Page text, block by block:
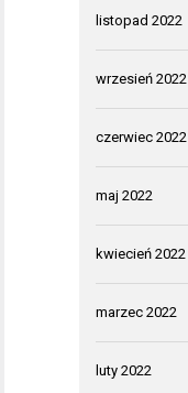
listopad 2022
wrzesień 2022
czerwiec 2022
maj 2022
kwiecień 2022
marzec 2022
luty 2022